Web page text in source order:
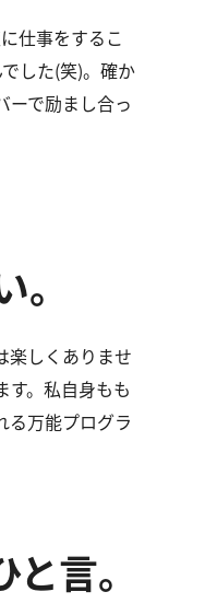
仕事をするこ
した(笑)。確か
ーで励まし合っ
楽しくありませ
す。私自身もも
る万能プログラ
言。